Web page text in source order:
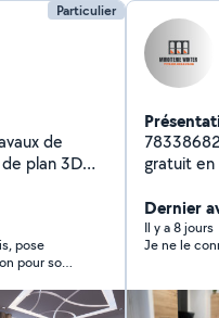
Particulier
plan 3D
pose
pour son
gratuit
.
Verre sur
Dernier
Il y a 8 jours